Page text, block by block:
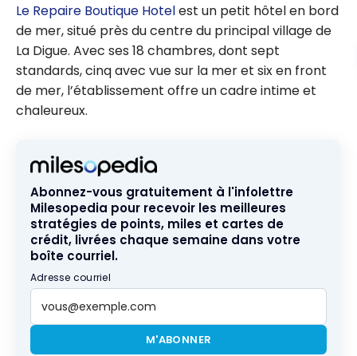
Le Repaire Boutique Hotelest un petit hôtel en bord
de mer, situé près du centre du principal village de
La Digue. Avec ses 18 chambres, dont sept
standards, cinq avec vue sur la mer et six en front
de mer, l’établissement offre un cadre intime et
chaleureux.
Abonnez-vous gratuitement à l'infolettre
Milesopedia pour recevoir les meilleures
stratégies de points, miles et cartes de
crédit, livrées chaque semaine dans votre
boîte courriel.
Adresse courriel
M'ABONNER